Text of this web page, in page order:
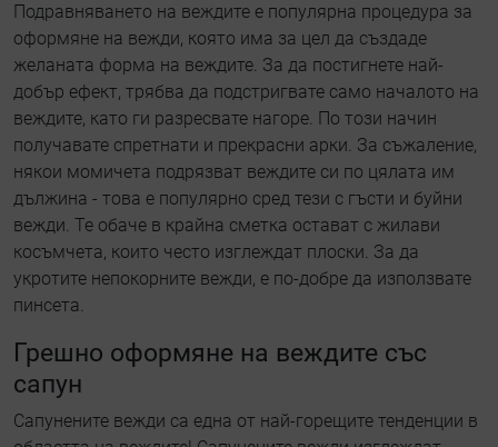
Подравняването на веждите е популярна процедура за
оформяне на вежди, която има за цел да създаде
желаната форма на веждите. За да постигнете най-
добър ефект, трябва да подстригвате само началото на
веждите, като ги разресвате нагоре. По този начин
получавате спретнати и прекрасни арки. За съжаление,
някои момичета подрязват веждите си по цялата им
дължина - това е популярно сред тези с гъсти и буйни
вежди. Те обаче в крайна сметка остават с жилави
косъмчета, които често изглеждат плоски. За да
укротите непокорните вежди, е по-добре да използвате
пинсета.
Грешно оформяне на веждите със
сапун
Сапунените вежди са една от най-горещите тенденции в